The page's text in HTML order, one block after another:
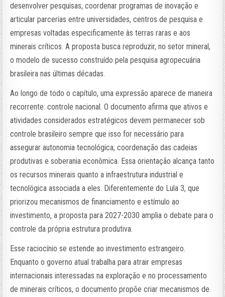
desenvolver pesquisas, coordenar programas de inovação e
articular parcerias entre universidades, centros de pesquisa e
empresas voltadas especificamente às terras raras e aos
minerais críticos. A proposta busca reproduzir, no setor mineral,
o modelo de sucesso construído pela pesquisa agropecuária
brasileira nas últimas décadas.
Ao longo de todo o capítulo, uma expressão aparece de maneira
recorrente: controle nacional. O documento afirma que ativos e
atividades considerados estratégicos devem permanecer sob
controle brasileiro sempre que isso for necessário para
assegurar autonomia tecnológica, coordenação das cadeias
produtivas e soberania econômica. Essa orientação alcança tanto
os recursos minerais quanto a infraestrutura industrial e
tecnológica associada a eles. Diferentemente do Lula 3, que
priorizou mecanismos de financiamento e estímulo ao
investimento, a proposta para 2027-2030 amplia o debate para o
controle da própria estrutura produtiva.
Esse raciocínio se estende ao investimento estrangeiro.
Enquanto o governo atual trabalha para atrair empresas
internacionais interessadas na exploração e no processamento
de minerais críticos, o documento propõe criar mecanismos de